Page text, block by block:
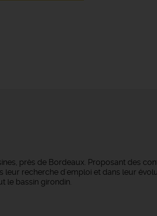
près de Bordeaux. Proposant des
recherche d'emploi et dans leur
le bassin girondin.